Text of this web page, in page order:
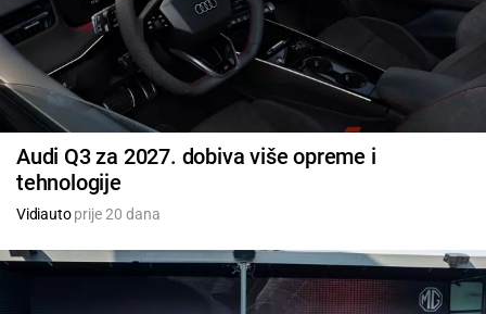
Audi Q3 za 2027. dobiva više opreme i
tehnologije
Vidiautoprije 20 dana